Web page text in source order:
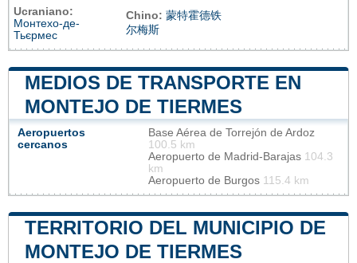
Ucraniano:
Монтехо-де-
Тьєрмес
Chino: 蒙特霍德铁
尔梅斯
MEDIOS DE TRANSPORTE EN
MONTEJO DE TIERMES
Aeropuertos
cercanos
Base Aérea de Torrejón de Ardoz
100.5 km
Aeropuerto de Madrid-Barajas 104.3
km
Aeropuerto de Burgos 115.4 km
TERRITORIO DEL MUNICIPIO DE
MONTEJO DE TIERMES